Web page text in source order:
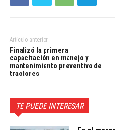
Artículo anterior
Finalizó la primera
capacitación en manejo y
mantenimiento preventivo de
tractores
TE PUEDE INTERESAR